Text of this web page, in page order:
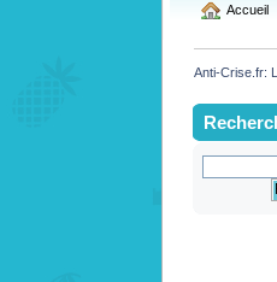
Accueil
Anti-Crise.fr: